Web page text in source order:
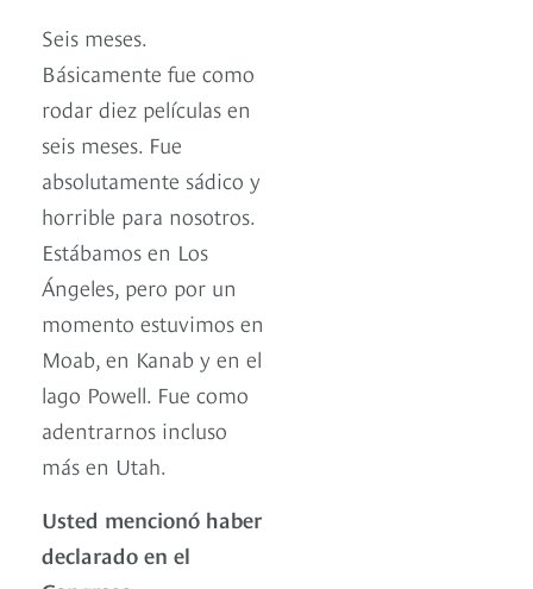
Seis meses.
Básicamente fue como
rodar diez películas en
seis meses. Fue
absolutamente sádico y
horrible para nosotros.
Estábamos en Los
Ángeles, pero por un
momento estuvimos en
Moab, en Kanab y en el
lago Powell. Fue como
adentrarnos incluso
más en Utah.
Usted mencionó haber
declarado en el